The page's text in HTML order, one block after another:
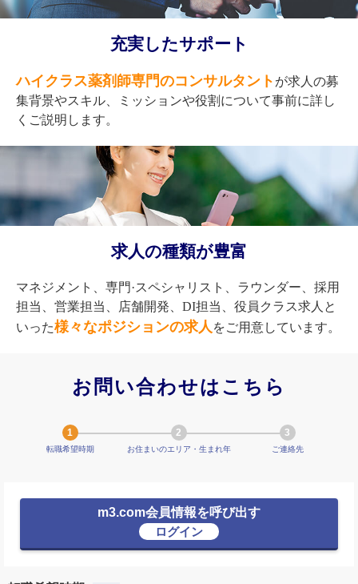
充実したサポート
ハイクラス薬剤師専門のコンサルタント が求人の募
集背景やスキル、ミッションや役割について事前に詳し
くご説明します。
求人の種類が豊富
マネジメント、専門·スペシャリスト、ラウンダー、採用
担当、営業担当、店舗開発、DI担当、役員クラス求人と
いった様々なポジションの求人をご用意しています。
お問い合わせはこちら
転職希望時期 お住まいのエリア・生まれ年 ご連絡先
m3.com会員情報を呼び出す
ログイン